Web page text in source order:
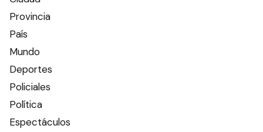
Provincia
País
Mundo
Deportes
Policiales
Política
Espectáculos